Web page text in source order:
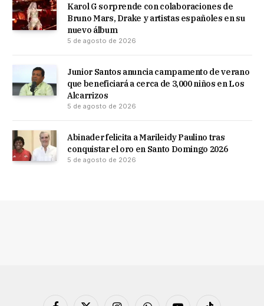
Karol G sorprende con colaboraciones de
Bruno Mars, Drake y artistas españoles en su
nuevo álbum
5 de agosto de 2026
Junior Santos anuncia campamento de verano
que beneficiará a cerca de 3,000 niños en Los
Alcarrizos
5 de agosto de 2026
Abinader felicita a Marileidy Paulino tras
conquistar el oro en Santo Domingo 2026
5 de agosto de 2026